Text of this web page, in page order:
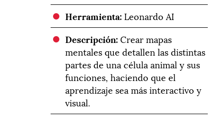
Herramienta:Leonardo AI
Descripción:Crear mapas
mentales que detallen las distintas
partes de una célula animal y sus
funciones, haciendo que el
aprendizaje sea más interactivo y
visual.